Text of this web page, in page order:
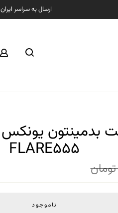
ارسال به سراسر ایران
FLARE555
تومان
ناموجود